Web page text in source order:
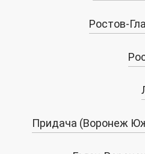
Ростов-
Придача (Воронеж